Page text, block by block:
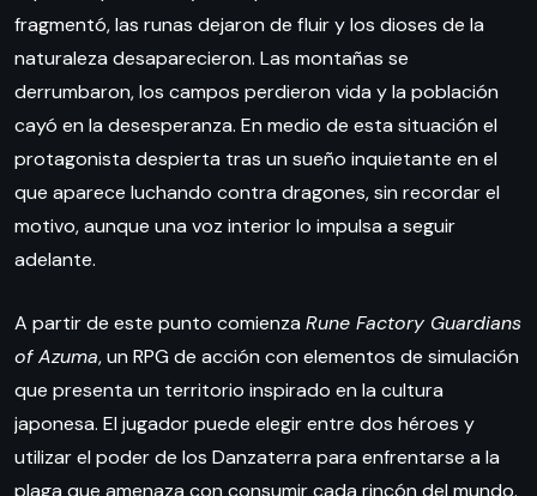
fragmentó, las runas dejaron de fluir y los dioses de la
naturaleza desaparecieron. Las montañas se
derrumbaron, los campos perdieron vida y la población
cayó en la desesperanza. En medio de esta situación el
protagonista despierta tras un sueño inquietante en el
que aparece luchando contra dragones, sin recordar el
motivo, aunque una voz interior lo impulsa a seguir
adelante.
A partir de este punto comienza Rune Factory Guardians
of Azuma, un RPG de acción con elementos de simulación
que presenta un territorio inspirado en la cultura
japonesa. El jugador puede elegir entre dos héroes y
utilizar el poder de los Danzaterra para enfrentarse a la
plaga que amenaza con consumir cada rincón del mundo.